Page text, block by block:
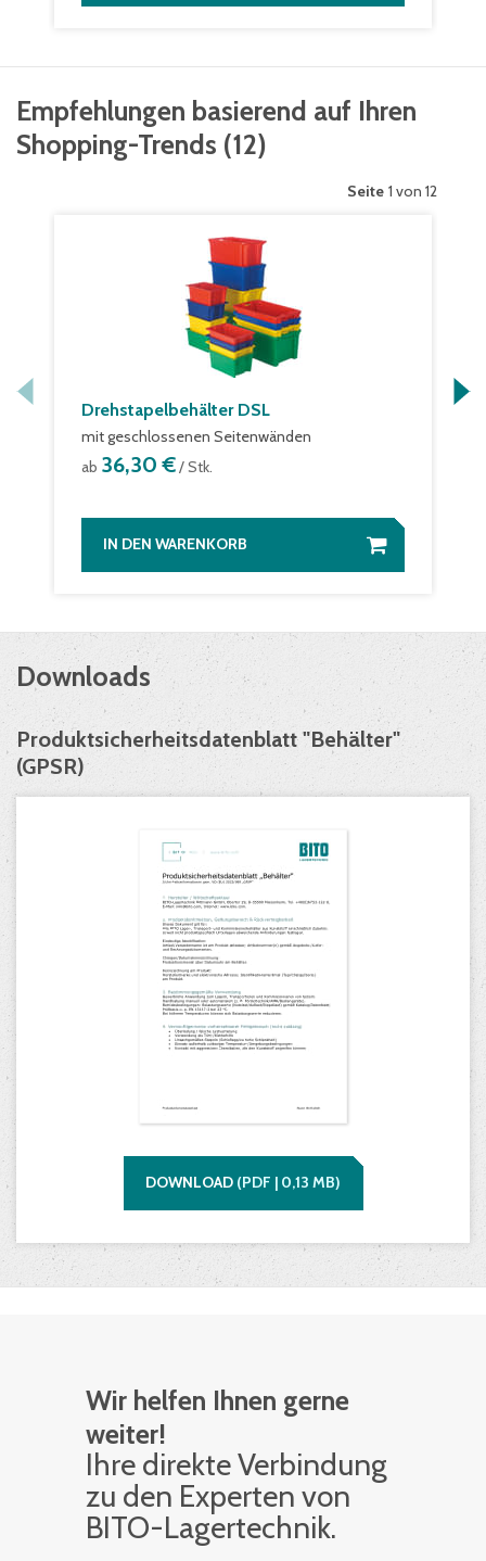
Empfehlungen basierend auf Ihren
Shopping-Trends (12)
Seite 1 von 12
Drehstapelbehälter DSL
mit geschlossenen Seitenwänden
ab 36,30 €/ Stk.
IN DEN WARENKORB
Downloads
Produktsicherheitsdatenblatt "Behälter"
(GPSR)
DOWNLOAD (PDF | 0,13 MB)
Wir helfen Ihnen gerne
weiter!
Ihre di­rek­te Ver­bin­dung
zu den Ex­per­ten von
BITO-La­ger­tech­nik.